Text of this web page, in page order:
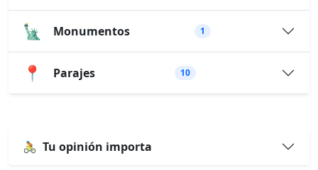
🗽 Monumentos 1
📍 Parajes 10
🚴 Tu opinión importa